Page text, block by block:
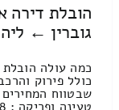
הובלת דירה
גוברין ←
כמה עולה